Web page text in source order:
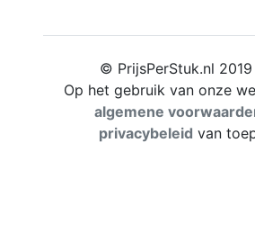
© PrijsPerStuk.nl
Op het gebruik van onze
algemene
privacybeleid van